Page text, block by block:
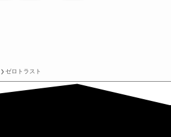
ゼロトラスト